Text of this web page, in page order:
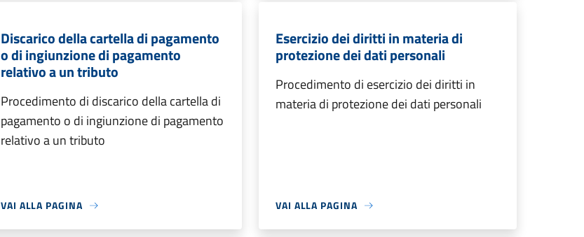
Discarico della cartella di pagamento
o di ingiunzione di pagamento
relativo a un tributo
Procedimento di discarico della cartella di
pagamento o di ingiunzione di pagamento
relativo a un tributo
VAI ALLA PAGINA
Esercizio dei diritti in materia di
protezione dei dati personali
Procedimento di esercizio dei diritti in
materia di protezione dei dati personali
VAI ALLA PAGINA